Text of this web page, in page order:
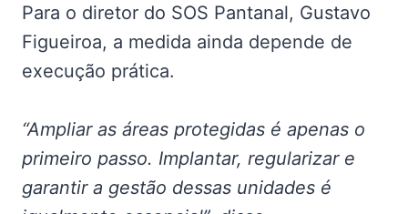
Para o diretor do SOS Pantanal, Gustavo
Figueiroa, a medida ainda depende de
execução prática.
“Ampliar as áreas protegidas é apenas o
primeiro passo. Implantar, regularizar e
garantir a gestão dessas unidades é